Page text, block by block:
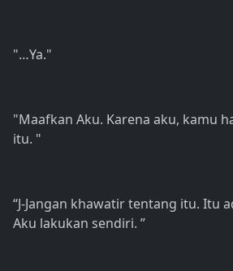
"…Ya."
"Maafkan Aku. Karena aku, kamu
itu. "
“J-Jangan khawatir tentang itu. Itu
Aku lakukan sendiri. ”